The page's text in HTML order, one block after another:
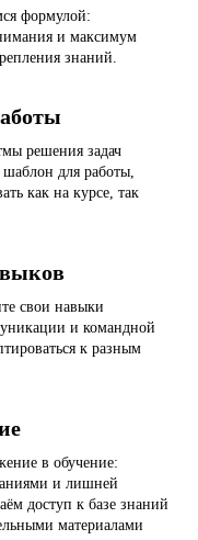
формулой:
и максимум
знаний.
решения задач
для работы,
как на курсе, так
свои навыки
и командной
к разным
в обучение:
и лишней
доступ к базе знаний
материалами